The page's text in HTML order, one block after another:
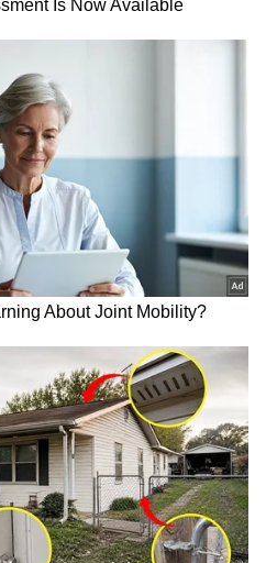
ಸೇರಿ ಪತ್ರಿಕೋದ್ಯಮದಲ್ಲಿ 13
ಪತ್ರಿಕೋದ್ಯಮ
ನಿರ್ವಹಿಸಿದ ಅನುಭವವಿದೆ.
ಜಿಯೋ ಪಾಲಿಟಿಕ್ಸ್, ಆಟೋ, ಟೆಕ್,
ನನ್ನ ಶಕ್ತಿ.
ತಮಿಳುನಾಡು
Cinema News
TV Shows
), ಸೆಲೆಬ್ರಿಟಿ
ಸುದ್ದಿಗಳಿಗಾಗಿ ಏಷ್ಯಾನೆಟ್
ವಿಭಾಗ ನೋಡಿ.
Movies Review
ಧಾರಾವಾಹಿ ಅಪ್‌ಡೇಟ್ಸ್‌,
ರಿಲೀಸ್‌ಗಳ ಬಗ್ಗೆ